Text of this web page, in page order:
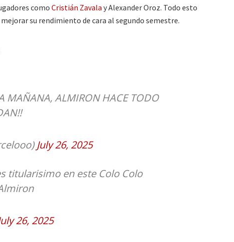
comoCristián Zavala y Alexander Oroz. Todo esto
su rendimiento de cara al segundo semestre.
MAÑANA, ALMIRON HACE TODO
July 26, 2025
titularisimo en este Colo Colo
26, 2025